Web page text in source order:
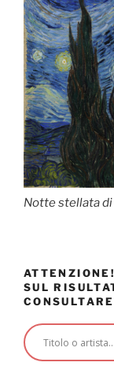
Notte stellata di
SUL